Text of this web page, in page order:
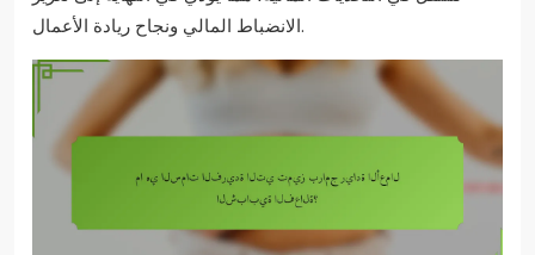
الانضباط المالي ونجاح ريادة الأعمال.